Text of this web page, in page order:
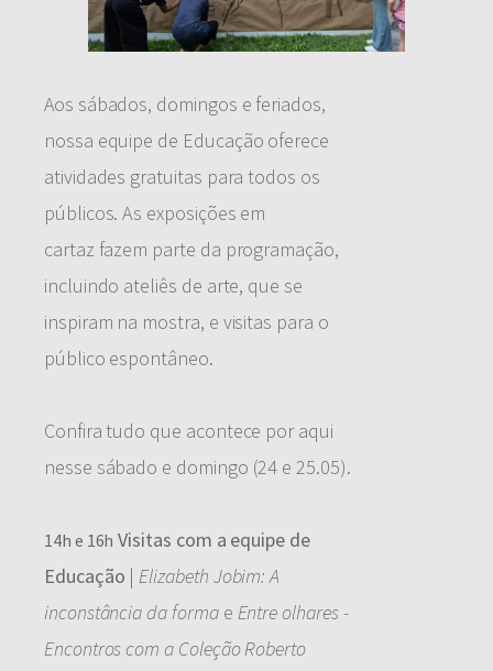
Aos sábados, domingos e feriados,
nossa equipe de Educação oferece
atividades gratuitas para todos os
públicos. As exposições em
cartaz fazem parte da programação,
incluindo ateliês de arte, que se
inspiram na mostra, e visitas para o
público espontâneo.
Confira tudo que acontece por aqui
nesse sábado e domingo (24 e 25.05).
14h e 16h Visitas com a equipe de
Educação |Elizabeth Jobim: A
inconstância da forma e Entre olhares -
Encontros com a Coleção Roberto